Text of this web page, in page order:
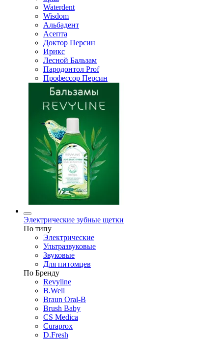
Waterdent
Wisdom
Альбадент
Асепта
Доктор Персин
Ирикс
Лесной Бальзам
Пародонтол Prof
Профессор Персин
Электрические зубные щетки
По типу
Электрические
Ультразвуковые
Звуковые
Для питомцев
По Бренду
Revyline
B.Well
Braun Oral-B
Brush Baby
CS Medica
Curaprox
D.Fresh